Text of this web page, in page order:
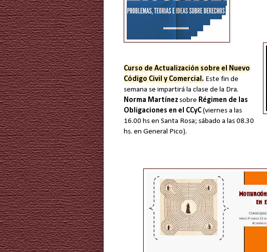
Curso de Actualización sobre el Nuevo
Código Civil y Comercial. Este fin de
semana se impartirá la clase de la Dra.
Norma Martínez sobre Régimen de las
Obligaciones en el CCyC(viernes a las
16.00 hs en Santa Rosa; sábado a las 08.30
hs. en General Pico).